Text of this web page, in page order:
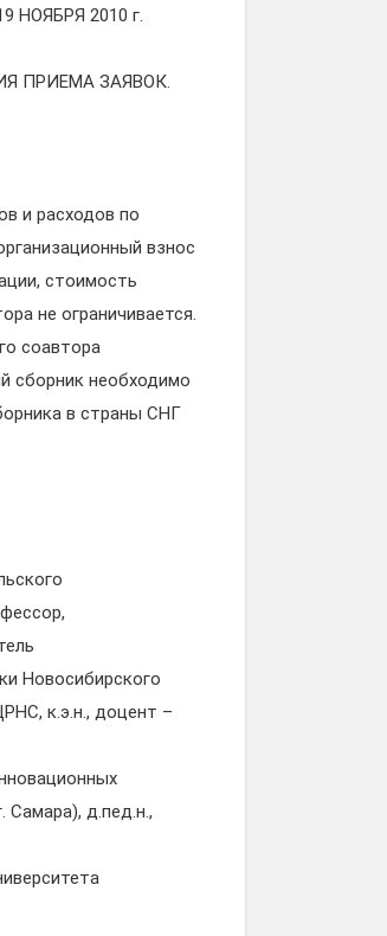
2010 г.
ПРИЕМА ЗАЯВОК.
и расходов по
взнос
стоимость
не ограничивается.
соавтора
сборник необходимо
в страны СНГ
Новосибирского
к.э.н., доцент –
Самара), д.пед.н.,